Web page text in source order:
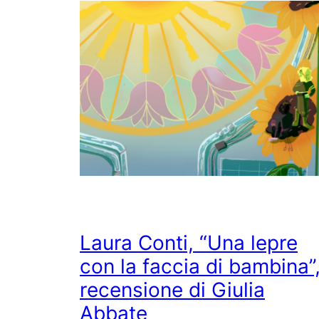
Laura Conti, “Una lepre
con la faccia di
recensione di Giulia
Abbate